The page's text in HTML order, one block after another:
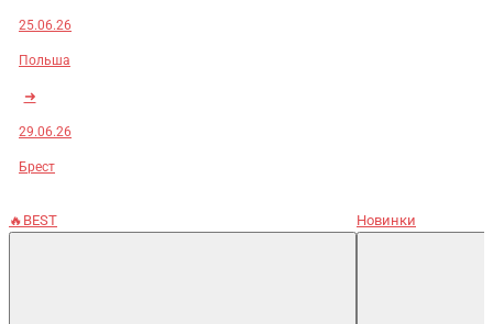
25.06.26
Польша
➜
29.06.26
Брест
🔥BEST Новинки